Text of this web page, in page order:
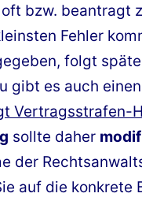
bzw. beantragt
Fehler
folgt
gibt es auch
Vertragsstrafen-
sollte daher
der
auf die